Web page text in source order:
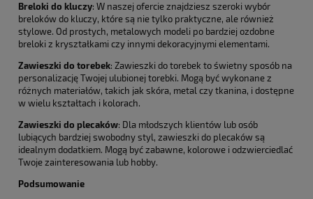
Breloki do kluczy: W naszej ofercie znajdziesz szeroki wybór
breloków do kluczy, które są nie tylko praktyczne, ale również
stylowe. Od prostych, metalowych modeli po bardziej ozdobne
breloki z kryształkami czy innymi dekoracyjnymi elementami.
Zawieszki do torebek: Zawieszki do torebek to świetny sposób na
personalizację Twojej ulubionej torebki. Mogą być wykonane z
różnych materiałów, takich jak skóra, metal czy tkanina, i dostępne
w wielu kształtach i kolorach.
Zawieszki do plecaków: Dla młodszych klientów lub osób
lubiących bardziej swobodny styl, zawieszki do plecaków są
idealnym dodatkiem. Mogą być zabawne, kolorowe i odzwierciedlać
Twoje zainteresowania lub hobby.
Podsumowanie